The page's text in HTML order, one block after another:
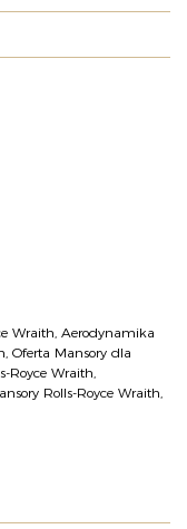
ZOSTAŃ PARTNEREM
Wraith, Aerodynamika
, Oferta Mansory dla
Royce Wraith,
Rolls-Royce Wraith,